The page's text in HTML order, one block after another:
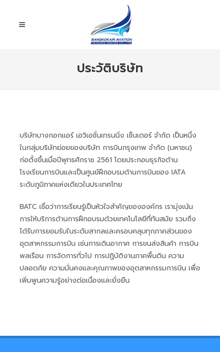
ประวัติบริษัท
บริษัทบางกอกแอร์ เอวิเอชั่นเทรนนิ่ง เซ็นเตอร์ จำกัด เป็นหนึ่ง
ในกลุ่มบริษัทย่อยของบริษัท การบินกรุงเทพ จำกัด (มหาชน)
ก่อตั้งขึ้นเมื่อปีพุทธศักราช 2561 โดยประกอบธุรกิจด้าน
โรงเรียนการบินและเป็นศูนย์ฝึกอบรมด้านการบินของ IATA
ระดับภูมิภาคแห่งเดียวในประเทศไทย
BATC เชื่อว่าการเรียนรู้เป็นหัวใจสำคัญขององค์กร เรามุ่งเน้น
การให้บริการด้านการฝึกอบรมด้วยเทคโนโลยีที่ทันสมัย รวมถึง
ได้รับการยอมรับในระดับสากลและครอบคลุมทุกภาคส่วนของ
อุตสาหกรรมการบิน เช่นการเดินอากาศ การขนส่งสินค้า การบิน
พลเรือน การจัดการทั่วไป การปฏิบัติงานภาคพื้นดิน ความ
ปลอดภัย ความมั่นคงและคุณภาพของอุตสาหกรรมการบิน เพื่อ
เพิ่มพูนความรู้อย่างต่อเนื่องและยั่งยืน